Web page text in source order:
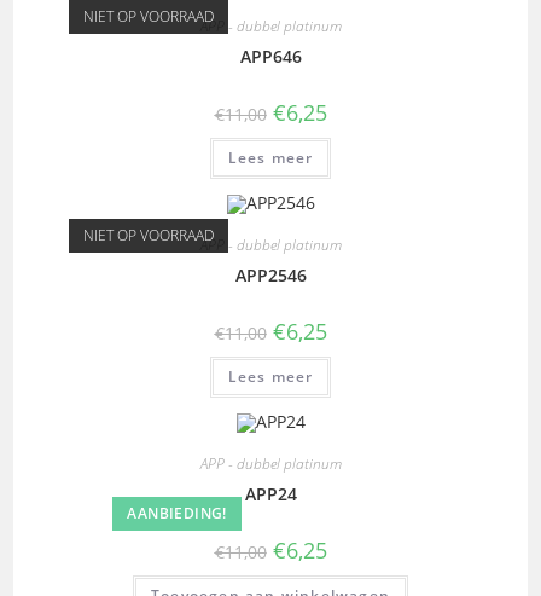
NIET OP VOORRAADAPP - dubbel platinum
APP646
€11,00 €6,25
Lees meer
NIET OP VOORRAADAPP - dubbel platinum
APP2546
€11,00 €6,25
Lees meer
AANBIEDING!
APP - dubbel platinum
APP24
€11,00 €6,25